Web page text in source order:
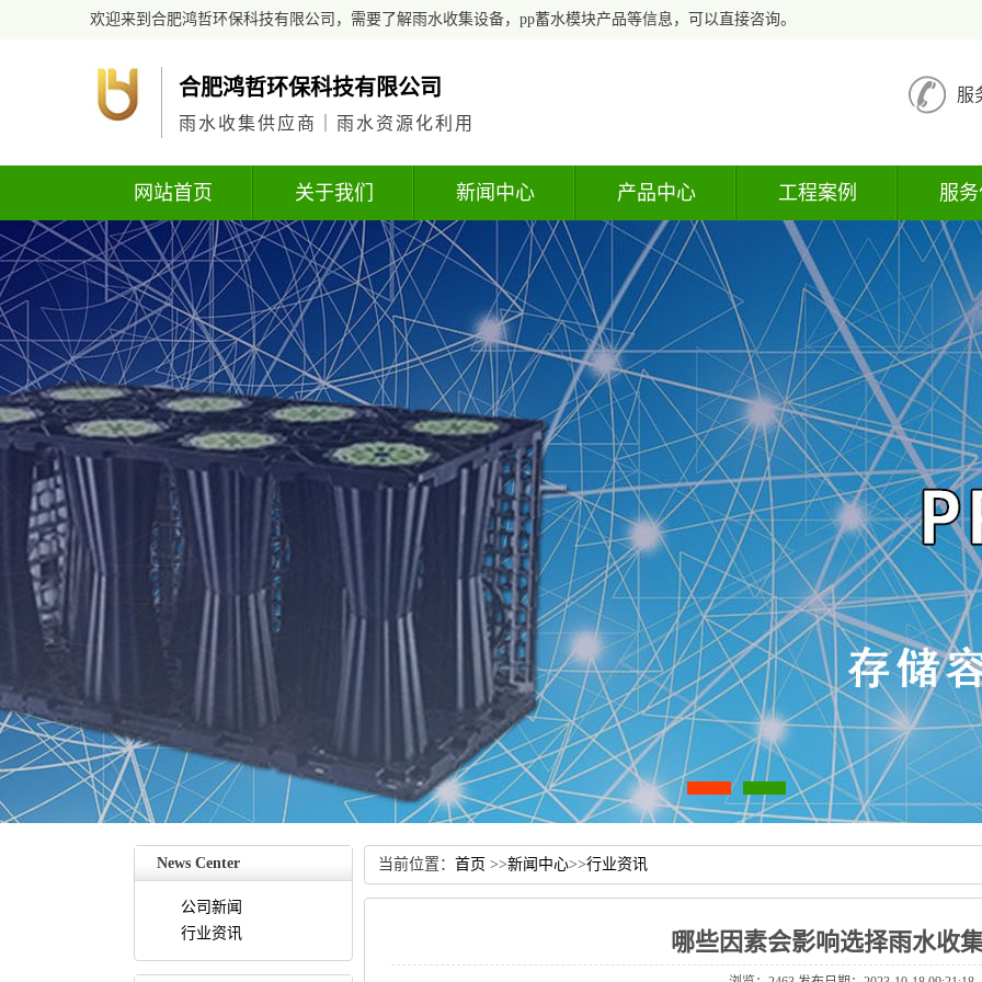
欢迎来到合肥鸿哲环保科技有限公司，需要了解雨水收集设备，pp蓄水模块产品等信息，可以直接咨询。
合肥鸿哲环保科技有限公司
雨水收集供应商｜雨水资源化利用
服
网站首页 关于我们 新闻中心 产品中心 工程案例 服
NewsCenter
公司新闻
行业资讯
当前位置： 首页 >>新闻中心>>行业资讯
哪些因素会影响选择雨水收